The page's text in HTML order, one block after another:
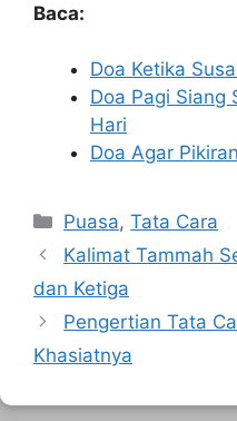
Baca:
Doa Ketika
Doa Pagi Siang
Hari
Doa Agar
Kategori
Puasa,Tata Cara
Kalimat Tammah
dan Ketiga
Pengertian Tata
Khasiatnya